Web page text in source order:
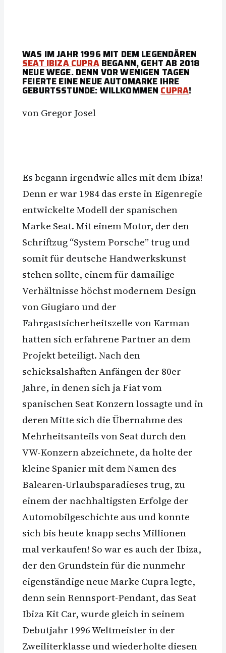
WAS IM JAHR 1996 MIT DEM LEGENDÄREN
SEAT IBIZA CUPRABEGANN, GEHT AB 2018
NEUE WEGE. DENN VOR WENIGEN TAGEN
FEIERTE EINE NEUE AUTOMARKE IHRE
GEBURTSSTUNDE: WILLKOMMEN CUPRA!
von Gregor Josel
Es begann irgendwie alles mit dem Ibiza!
Denn er war 1984 das erste in Eigenregie
entwickelte Modell der spanischen
Marke Seat. Mit einem Motor, der den
Schriftzug “System Porsche” trug und
somit für deutsche Handwerkskunst
stehen sollte, einem für damailige
Verhältnisse höchst modernem Design
von Giugiaro und der
Fahrgastsicherheitszelle von Karman
hatten sich erfahrene Partner an dem
Projekt beteiligt. Nach den
schicksalshaften Anfängen der 80er
Jahre, in denen sich ja Fiat vom
spanischen Seat Konzern lossagte und in
deren Mitte sich die Übernahme des
Mehrheitsanteils von Seat durch den
VW-Konzern abzeichnete, da holte der
kleine Spanier mit dem Namen des
Balearen-Urlaubsparadieses trug, zu
einem der nachhaltigsten Erfolge der
Automobilgeschichte aus und konnte
sich bis heute knapp sechs Millionen
mal verkaufen! So war es auch der Ibiza,
der den Grundstein für die nunmehr
eigenständige neue Marke Cupra legte,
denn sein Rennsport-Pendant, das Seat
Ibiza Kit Car, wurde gleich in seinem
Debutjahr 1996 Weltmeister in der
Zweiliterklasse und wiederholte diesen